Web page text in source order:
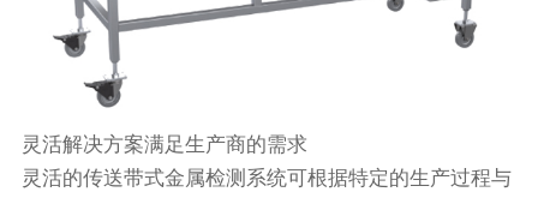
灵活解决方案满足生产商的需求
灵活的传送带式金属检测系统可根据特定的生产过程与